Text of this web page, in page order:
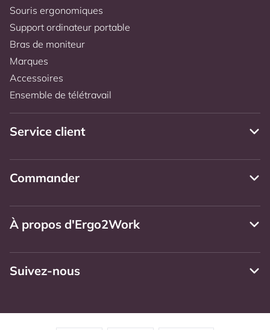
Souris ergonomiques
Support ordinateur portable
Bras de moniteur
Marques
Accessoires
Ensemble de télétravail
Service client
Commander
À propos d'Ergo2Work
Suivez-nous